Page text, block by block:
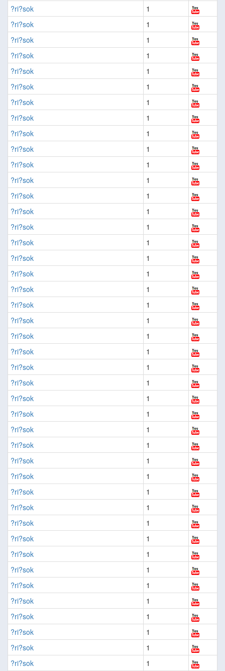
?ri?sok
1
?ri?sok
1
?ri?sok
1
?ri?sok
1
?ri?sok
1
?ri?sok
1
?ri?sok
1
?ri?sok
1
?ri?sok
1
?ri?sok
1
?ri?sok
1
?ri?sok
1
?ri?sok
1
?ri?sok
1
?ri?sok
1
?ri?sok
1
?ri?sok
1
?ri?sok
1
?ri?sok
1
?ri?sok
1
?ri?sok
1
?ri?sok
1
?ri?sok
1
?ri?sok
1
?ri?sok
1
?ri?sok
1
?ri?sok
1
?ri?sok
1
?ri?sok
1
?ri?sok
1
?ri?sok
1
?ri?sok
1
?ri?sok
1
?ri?sok
1
?ri?sok
1
?ri?sok
1
?ri?sok
1
?ri?sok
1
?ri?sok
1
?ri?sok
1
?ri?sok
1
?ri?sok
1
?ri?sok
1